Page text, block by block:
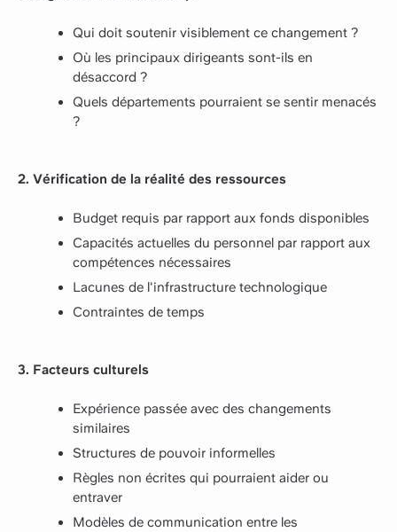
Qui doit soutenir visiblement ce changement ?
Où les principaux dirigeants sont-ils en
désaccord ?
Quels départements pourraient se sentir menacés
?
2. Vérification de la réalité des ressources
Budget requis par rapport aux fonds disponibles
Capacités actuelles du personnel par rapport aux
compétences nécessaires
Lacunes de l'infrastructure technologique
Contraintes de temps
3. Facteurs culturels
Expérience passée avec des changements
similaires
Structures de pouvoir informelles
Règles non écrites qui pourraient aider ou
entraver
Modèles de communication entre les